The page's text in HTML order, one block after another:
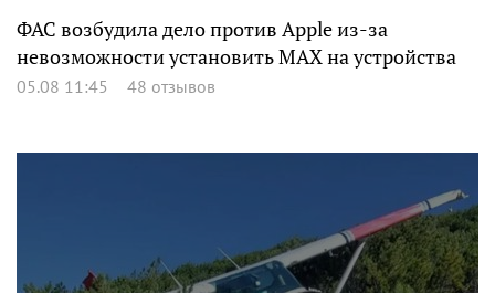
ФАС возбудила дело против Apple из-за
невозможности установить MAX на устройства
05.08 11:45 48 отзывов